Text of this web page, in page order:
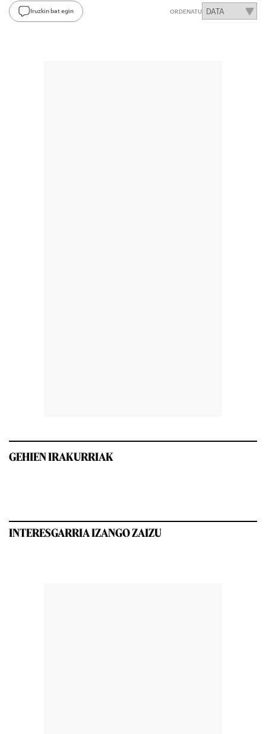
Iruzkin bat egin ORDENATU
GEHIEN IRAKURRIAK
INTERESGARRIA IZANGO ZAIZU